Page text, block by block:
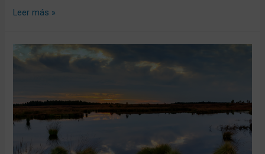
Leer más »
Nueva
Estrategia